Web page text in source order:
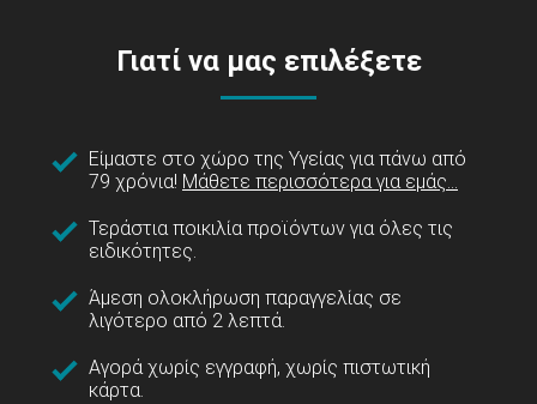
Γιατί να μας επιλέξετε
Είμαστε στο χώρο της Υγείας για πάνω από
79 χρόνια! Μάθετε περισσότερα για εμάς...
Τεράστια ποικιλία προϊόντων για όλες τις
ειδικότητες.
Άμεση ολοκλήρωση παραγγελίας σε
λιγότερο από 2 λεπτά.
Αγορά χωρίς εγγραφή, χωρίς πιστωτική
κάρτα.